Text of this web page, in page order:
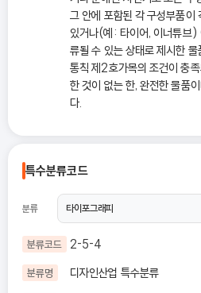
그 안에 포함된 각 구성부품이
있거나(예: 타이어, 이너튜브)
류될 수 있는 상태로 제시한 물
통칙 제2호가목의 조건이 충
한 것이 없는 한, 완전한 물품
다.
특수분류코드
분류
분류코드 2-5-4
분류명 디자인산업 특수분류